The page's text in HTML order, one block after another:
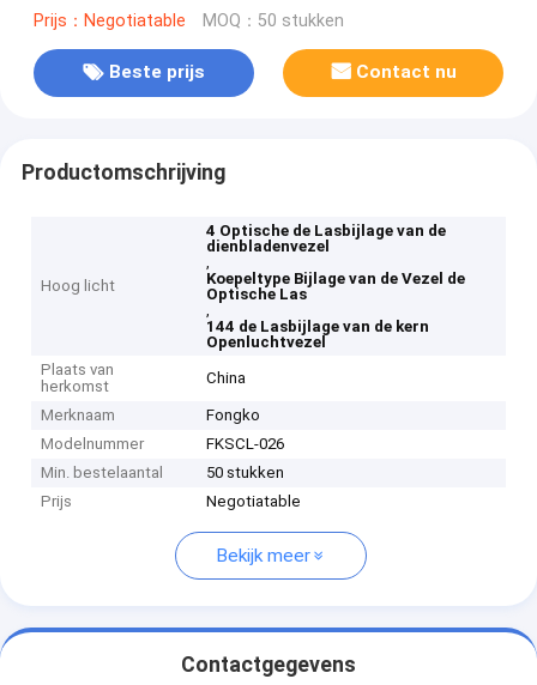
Gezamenlijke 144
Prijs：Negotiatable MOQ：50 stukken
Beste prijs Contact nu
Productomschrijving
Hoog licht
4 Optische de Lasbijlage van de
dienbladenvezel
,
Koepeltype Bijlage van de Vezel de
Optische Las
,
144 de Lasbijlage van de kern
Openluchtvezel
Plaats van
herkomst
China
Merknaam
Fongko
Modelnummer
FKSCL-026
Min. bestelaantal
50 stukken
Prijs
Negotiatable
Bekijk meer
Contactgegevens